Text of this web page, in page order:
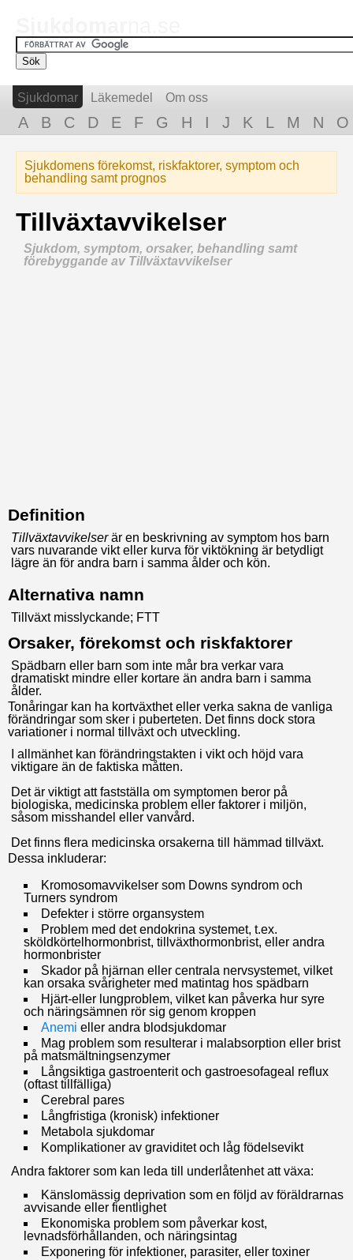
Sjukdomar Läkemedel Om oss
A B C D E F G H I J K L M N O
Sjukdomens förekomst, riskfaktorer, symptom och
behandling samt prognos
Tillväxtavvikelser
Sjukdom, symptom, orsaker, behandling samt
förebyggande av Tillväxtavvikelser
Definition
Tillväxtavvikelserär en beskrivning av symptom hos barn
vars nuvarande vikt eller kurva för viktökning är betydligt
lägre än för andra barn i samma ålder och kön.
Alternativa namn
Tillväxt misslyckande; FTT
Orsaker, förekomst och riskfaktorer
Spädbarn eller barn som inte mår bra verkar vara
dramatiskt mindre eller kortare än andra barn i samma
ålder.
Tonåringar kan ha kortväxthet eller verka sakna de vanliga
förändringar som sker i puberteten. Det finns dock stora
variationer i normal tillväxt och utveckling.
I allmänhet kan förändringstakten i vikt och höjd vara
viktigare än de faktiska måtten.
Det är viktigt att fastställa om symptomen beror på
biologiska, medicinska problem eller faktorer i miljön,
såsom misshandel eller vanvård.
Det finns flera medicinska orsakerna till hämmad tillväxt.
Dessa inkluderar:
Kromosomavvikelser som Downs syndrom och
Turners syndrom
Defekter i större organsystem
Problem med det endokrina systemet, t.ex.
sköldkörtelhormonbrist, tillväxthormonbrist, eller andra
hormonbrister
Skador på hjärnan eller centrala nervsystemet, vilket
kan orsaka svårigheter med matintag hos spädbarn
Hjärt-eller lungproblem, vilket kan påverka hur syre
och näringsämnen rör sig genom kroppen
Anemi eller andra blodsjukdomar
Mag problem som resulterar i malabsorption eller brist
på matsmältningsenzymer
Långsiktiga gastroenterit och gastroesofageal reflux
(oftast tillfälliga)
Cerebral pares
Långfristiga (kronisk) infektioner
Metabola sjukdomar
Komplikationer av graviditet och låg födelsevikt
Andra faktorer som kan leda till underlåtenhet att växa:
Känslomässig deprivation som en följd av föräldrarnas
avvisande eller fientlighet
Ekonomiska problem som påverkar kost,
levnadsförhållanden, och näringsintag
Exponering för infektioner, parasiter, eller toxiner